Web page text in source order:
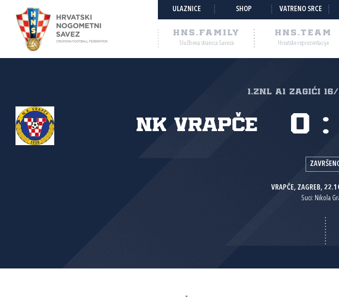
ULAZNICE SHOP VATRENO SRCE
HNS.FAMILY
Službena stranica Saveza
HNS.TEAM
Hrvatske reprezentacije
1.ZNL A1 ZAGIĆI
NK Vrapče 0 :
VRAPČE, ZAGREB,
Suci: Nikola